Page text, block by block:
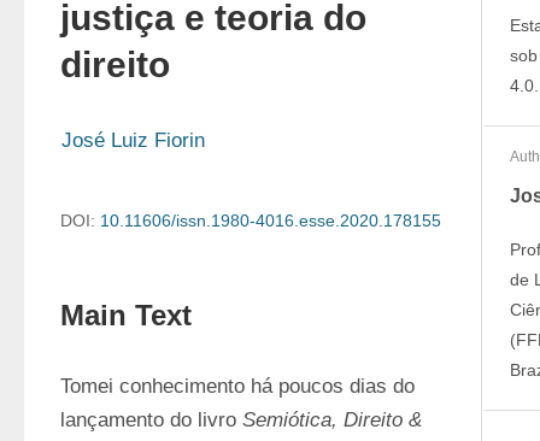
justiça e teoria do
direito
José Luiz Fiorin
DOI: 10.11606/issn.1980-4016.esse.2020.178155
Main Text
Tomei conhecimento há poucos dias do
lançamento do livro Semiótica, Direito &
4.0.
de